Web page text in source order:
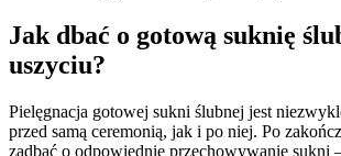
Jak dbać o gotową suknię
uszyciu?
Pielęgnacja gotowej sukni ślubnej jest
przed samą ceremonią, jak i po niej. Po
zadbać o odpowiednie przechowywanie sukni